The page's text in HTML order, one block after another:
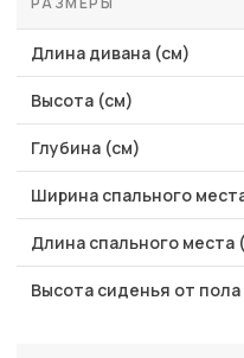
Длина дивана (см)
Высота (см)
Глубина (см)
Ширина спального
Длина спального места
Высота сиденья от